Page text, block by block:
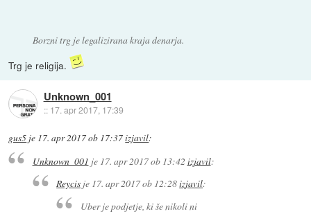
Borzni trg je legalizirana kraja denarja.
Trg je religija.
Unknown_001
:: 17. apr 2017, 17:39
gus5 je 17. apr 2017 ob 17:37izjavil:
Unknown_001 je 17. apr 2017 ob 13:42 izjavil:
Reycis je 17. apr 2017 ob 12:28izjavil:
Uber je podjetje, ki še nikoli ni